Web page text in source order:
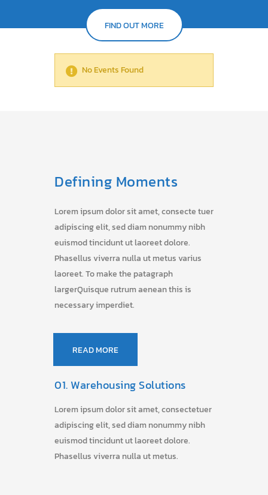
FIND OUT MORE
No Events Found
Defining Moments
Lorem ipsum dolor sit amet, consecte tuer
adipiscing elit, sed diam nonummy nibh
euismod tincidunt ut laoreet dolore.
Phasellus viverra nulla ut metus varius
laoreet. To make the patagraph
largerQuisque rutrum aenean this is
necessary imperdiet.
READ MORE
01. Warehousing Solutions
Lorem ipsum dolor sit amet, consectetuer
adipiscing elit, sed diam nonummy nibh
euismod tincidunt ut laoreet dolore.
Phasellus viverra nulla ut metus.